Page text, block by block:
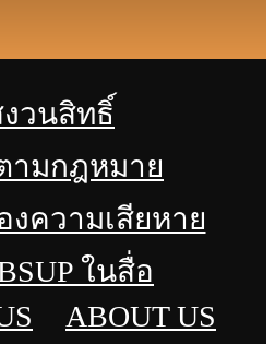
วนสิทธิ์
ามกฎหมาย
งความเสียหาย
ในสื่อ
ABOUT US